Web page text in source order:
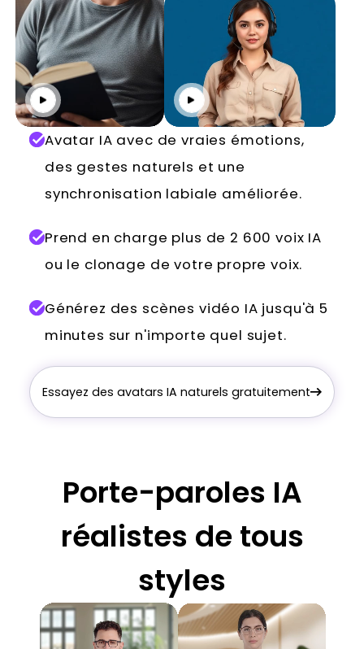
Avatar IA avec de vraies émotions,
des gestes naturels et une
synchronisation labiale améliorée.
Prend en charge plus de 2 600 voix IA
ou le clonage de votre propre voix.
Générez des scènes vidéo IA jusqu'à 5
minutes sur n'importe quel sujet.
Essayez des avatars IA naturels gratuitement
Cliquez pour jouer Cliquez pour jouer
Porte-paroles IA
réalistes de tous
styles